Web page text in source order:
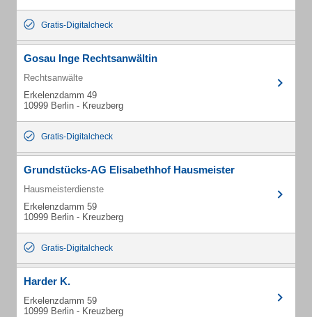
Gratis-Digitalcheck
Gosau Inge Rechtsanwältin
Rechtsanwälte
Erkelenzdamm 49
10999 Berlin - Kreuzberg
Gratis-Digitalcheck
Grundstücks-AG Elisabethhof Hausmeister
Hausmeisterdienste
Erkelenzdamm 59
10999 Berlin - Kreuzberg
Gratis-Digitalcheck
Harder K.
Erkelenzdamm 59
10999 Berlin - Kreuzberg